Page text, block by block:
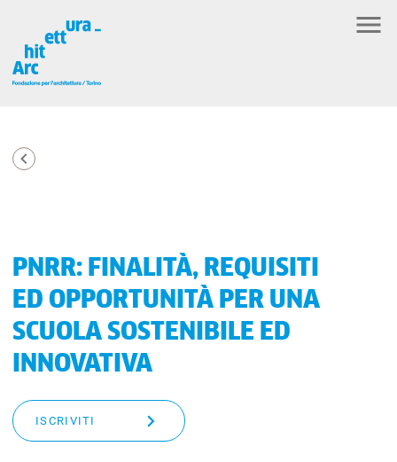
PNRR: FINALITÀ, REQUISITI
ED OPPORTUNITÀ PER UNA
SCUOLA SOSTENIBILE ED
INNOVATIVA
ISCRIVITI